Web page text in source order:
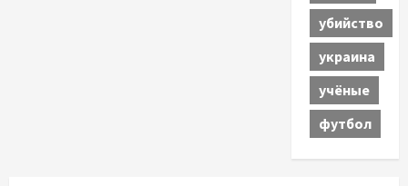
убийство
украина
учёные
футбол